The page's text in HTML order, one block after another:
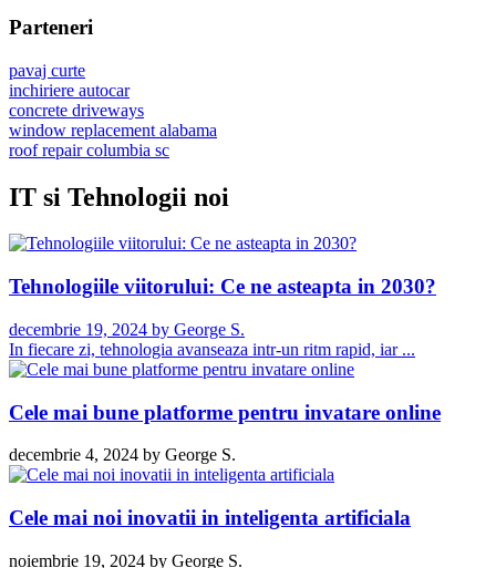
Parteneri
pavaj curte
inchiriere autocar
concrete driveways
window replacement alabama
roof repair columbia sc
IT si Tehnologii noi
Tehnologiile viitorului: Ce ne asteapta in 2030?
decembrie 19, 2024 by George S.
In fiecare zi, tehnologia avanseaza intr-un ritm rapid, iar ...
Cele mai bune platforme pentru invatare online
decembrie 4, 2024 by George S.
Cele mai noi inovatii in inteligenta artificiala
noiembrie 19, 2024 by George S.